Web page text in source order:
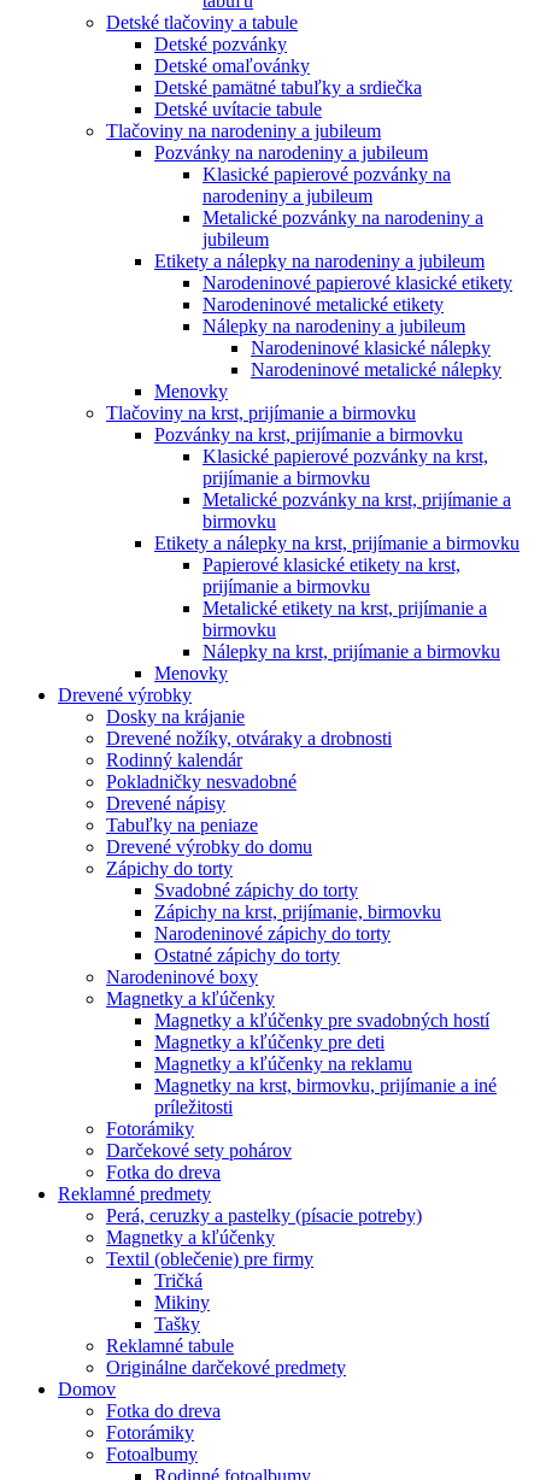
Detské tlačoviny a tabule
Detské pozvánky
Detské omaľovánky
Detské pamätné tabuľky a srdiečka
Detské uvítacie tabule
Tlačoviny na narodeniny a jubileum
Pozvánky na narodeniny a jubileum
Klasické papierové pozvánky na
narodeniny a jubileum
Metalické pozvánky na narodeniny a
jubileum
Etikety a nálepky na narodeniny a jubileum
Narodeninové papierové klasické etikety
Narodeninové metalické etikety
Nálepky na narodeniny a jubileum
Narodeninové klasické nálepky
Narodeninové metalické nálepky
Menovky
Tlačoviny na krst, prijímanie a birmovku
Pozvánky na krst, prijímanie a birmovku
Klasické papierové pozvánky na krst,
prijímanie a birmovku
Metalické pozvánky na krst, prijímanie a
birmovku
Etikety a nálepky na krst, prijímanie a birmovku
Papierové klasické etikety na krst,
prijímanie a birmovku
Metalické etikety na krst, prijímanie a
birmovku
Nálepky na krst, prijímanie a birmovku
Menovky
Drevené výrobky
Dosky na krájanie
Drevené nožíky, otváraky a drobnosti
Rodinný kalendár
Pokladničky nesvadobné
Drevené nápisy
Tabuľky na peniaze
Drevené výrobky do domu
Zápichy do torty
Svadobné zápichy do torty
Zápichy na krst, prijímanie, birmovku
Narodeninové zápichy do torty
Ostatné zápichy do torty
Narodeninové boxy
Magnetky a kľúčenky
Magnetky a kľúčenky pre svadobných hostí
Magnetky a kľúčenky pre deti
Magnetky a kľúčenky na reklamu
Magnetky na krst, birmovku, prijímanie a iné
príležitosti
Fotorámiky
Darčekové sety pohárov
Fotka do dreva
Reklamné predmety
Perá, ceruzky a pastelky (písacie potreby)
Magnetky a kľúčenky
Textil (oblečenie) pre firmy
Tričká
Mikiny
Tašky
Reklamné tabule
Originálne darčekové predmety
Domov
Fotka do dreva
Fotorámiky
Fotoalbumy
Rodinné fotoalbumy